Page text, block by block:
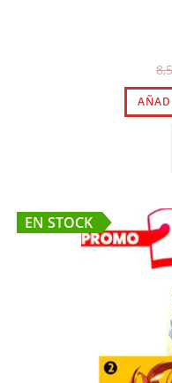
EN STOCK